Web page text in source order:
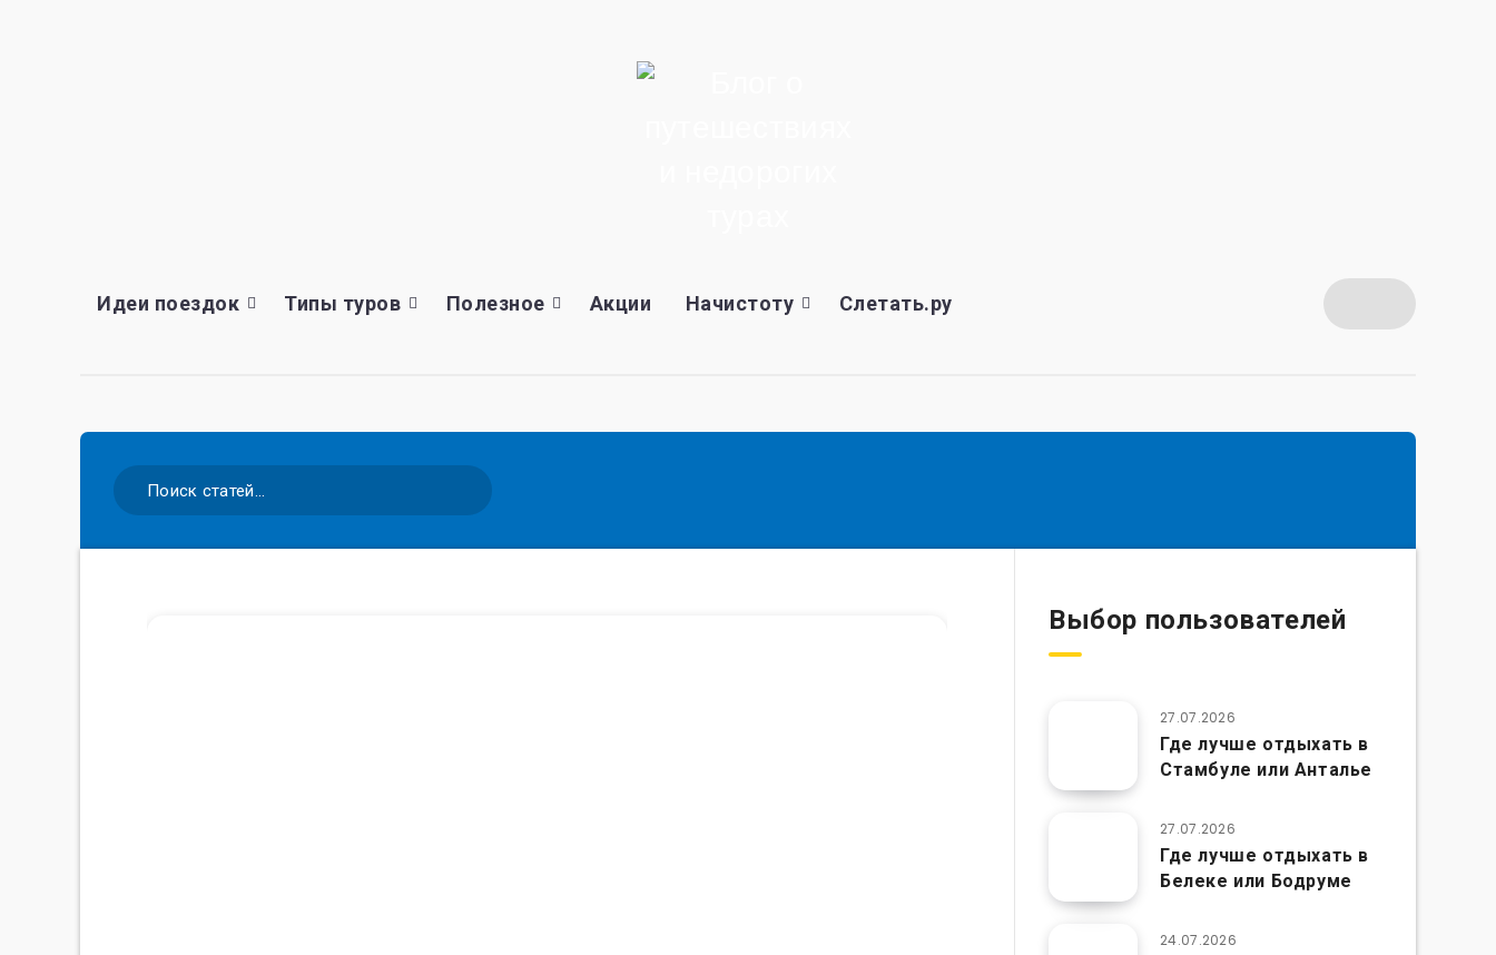
Идеи поездок Типы туров Полезное Акции Начистоту Слетать.ру
Выбор пользователей
27.07.2026
Где лучше отдыхать в
Стамбуле или Анталье
27.07.2026
Где лучше отдыхать в
Белеке или Бодруме
24.07.2026